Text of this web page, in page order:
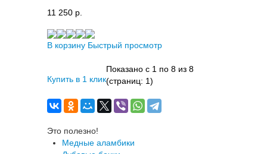
11 250 p.
В корзину Быстрый просмотр
Купить в 1 клик
Показано с 1 по 8 из 8
(страниц: 1)
Это полезно!
Медные аламбики